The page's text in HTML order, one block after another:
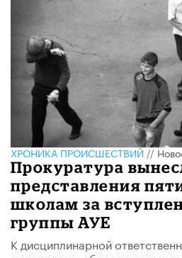
ХРОНИКА ПРОИСШЕСТВИЙ//
Прокуратура
представления
школам за
группы АУЕ
К дисциплинарной